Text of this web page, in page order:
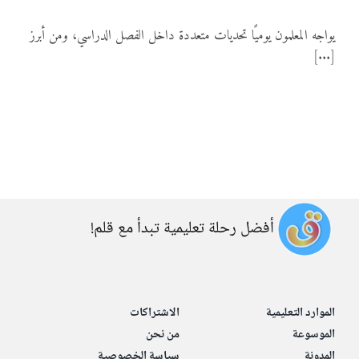
أنواع الموارد
يواجه المعلمون يوميًا تحديات متعددة داخل الفصل الدراسي، ومن أبرز
[...]
أفضل رحلة تعليمية تبدأ مع قلم!
الموارد التعليمية
الموسوعة
الاشتراكات
من نحن